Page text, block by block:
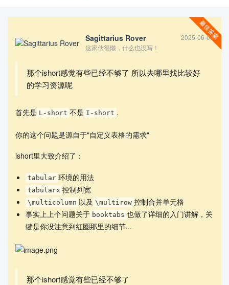
Sagittarius Rover
2025-06-04
这家伙很懒，什么也没写！
那个ishort感觉有些已经不够了 所以去哪里找比较好
的学习资源呢
首先是 L-short 不是 I-short .
你的这个问题是源自于"自定义表格的需求"
lshort里大致介绍了：
tabular 环境的用法
tabularx 控制列宽
\multicolumn 以及 \multirow 控制合并单元格
事实上上个问题关于 booktabs 也做了详细的入门讲解，关
键是你没注意到红圈那里的细节...
那个ishort感觉有些已经不够了